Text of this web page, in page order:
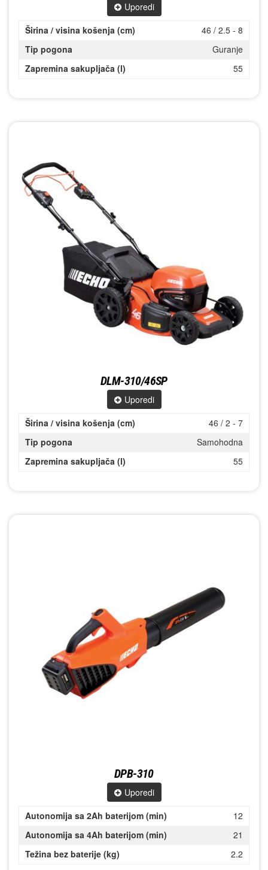
Uporedi
Širina / visina košenja (cm)
46 / 2.5 - 8
Tip pogona
Guranje
Zapremina sakupljača (l)
55
DLM-310/46SP
Uporedi
Širina / visina košenja (cm)
46 / 2 - 7
Tip pogona
Samohodna
Zapremina sakupljača (l)
55
DPB-310
Uporedi
Autonomija sa 2Ah baterijom (min)
12
Autonomija sa 4Ah baterijom (min)
21
Težina bez baterije (kg)
2.2